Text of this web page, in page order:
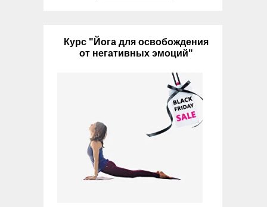
Курс "Йога для освобождения
от негативных эмоций"